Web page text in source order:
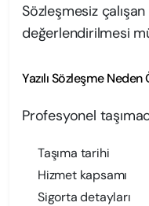
Sözleşmesiz
değerlendirilmesi
Yazılı Sözleşme
Profesyonel
Taşıma tarihi
Hizmet kapsamı
Sigorta detayları